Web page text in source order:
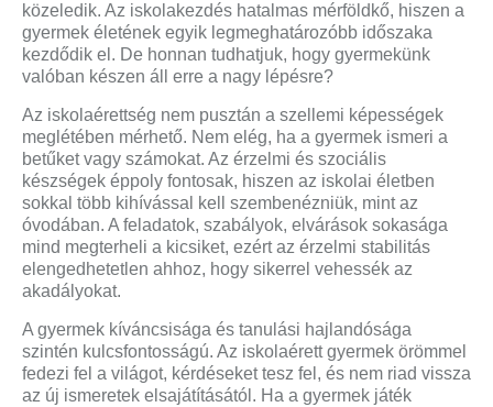
közeledik. Az iskolakezdés hatalmas mérföldkő, hiszen a
gyermek életének egyik legmeghatározóbb időszaka
kezdődik el. De honnan tudhatjuk, hogy gyermekünk
valóban készen áll erre a nagy lépésre?
Az iskolaérettség nem pusztán a szellemi képességek
meglétében mérhető. Nem elég, ha a gyermek ismeri a
betűket vagy számokat. Az érzelmi és szociális
készségek éppoly fontosak, hiszen az iskolai életben
sokkal több kihívással kell szembenézniük, mint az
óvodában. A feladatok, szabályok, elvárások sokasága
mind megterheli a kicsiket, ezért az érzelmi stabilitás
elengedhetetlen ahhoz, hogy sikerrel vehessék az
akadályokat.
A gyermek kíváncsisága és tanulási hajlandósága
szintén kulcsfontosságú. Az iskolaérett gyermek örömmel
fedezi fel a világot, kérdéseket tesz fel, és nem riad vissza
az új ismeretek elsajátításától. Ha a gyermek játék